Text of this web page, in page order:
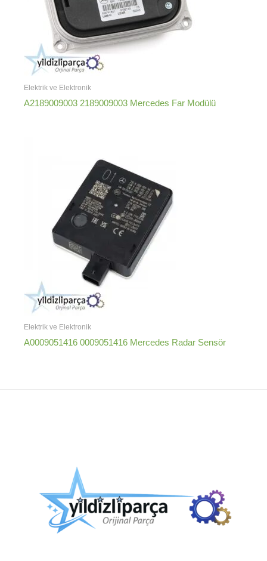
Elektrik ve Elektronik
A2189009003 2189009003 Mercedes Far Modülü
Elektrik ve Elektronik
A0009051416 0009051416 Mercedes Radar Sensör